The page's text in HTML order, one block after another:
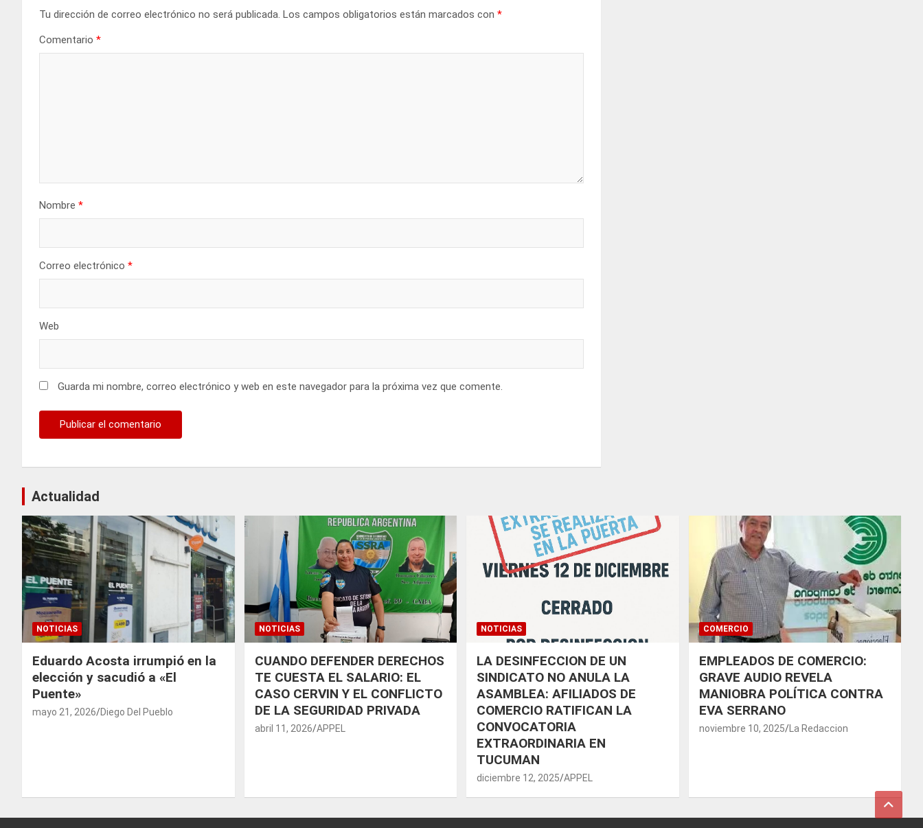
Tu dirección de correo electrónico no será publicada. Los campos obligatorios están marcados con *
Comentario *
Nombre *
Correo electrónico *
Web
Guarda mi nombre, correo electrónico y web en este navegador para la próxima vez que comente.
Actualidad
NOTICIAS
Eduardo Acosta irrumpió en la
elección y sacudió a «El
Puente»
mayo 21, 2026 Diego Del Pueblo
NOTICIAS
CUANDO DEFENDER DERECHOS
TE CUESTA EL SALARIO: EL
CASO CERVIN Y EL CONFLICTO
DE LA SEGURIDAD PRIVADA
abril 11, 2026 APPEL
NOTICIAS
LA DESINFECCION DE UN
SINDICATO NO ANULA LA
ASAMBLEA: AFILIADOS DE
COMERCIO RATIFICAN LA
CONVOCATORIA
EXTRAORDINARIA EN
TUCUMAN
diciembre 12, 2025 APPEL
COMERCIO
EMPLEADOS DE COMERCIO:
GRAVE AUDIO REVELA
MANIOBRA POLÍTICA CONTRA
EVA SERRANO
noviembre 10, 2025 La Redaccion